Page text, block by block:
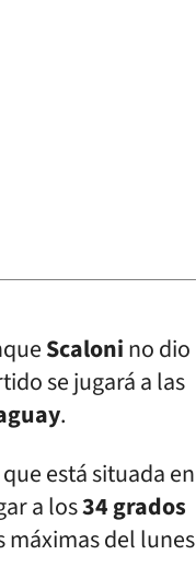
Scalonino dio
se jugará a las
.
está situada en
a los34 grados
máximas del lunes